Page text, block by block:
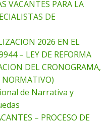
VACANTES PARA LA
DE
2026 EN EL
– LEY DE REFORMA
DEL CRONOGRAMA,
NORMATIVO)
de Narrativa y
– PROCESO DE